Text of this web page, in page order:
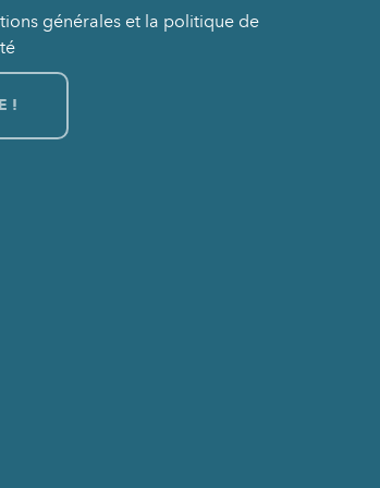
générales et la politique de